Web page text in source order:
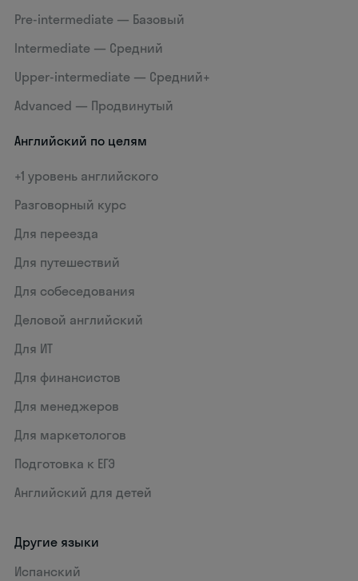
Pre-intermediate — Базовый
Intermediate — Средний
Upper-intermediate — Средний+
Advanced — Продвинутый
Английский по целям
+1 уровень английского
Разговорный курс
Для переезда
Для путешествий
Для собеседования
Деловой английский
Для ИТ
Для финансистов
Для менеджеров
Для маркетологов
Подготовка к ЕГЭ
Английский для детей
Другие языки
Испанский